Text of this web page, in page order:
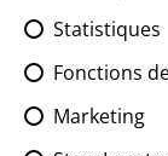
Statistiques
Fonctions
Marketing